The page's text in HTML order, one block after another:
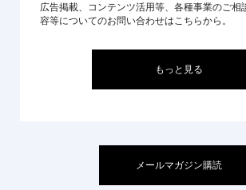
広告掲載、コンテンツ活用等、各種事業のご相
容等についてのお問い合わせはこちらから。
もっと見る
メールマガジン購読